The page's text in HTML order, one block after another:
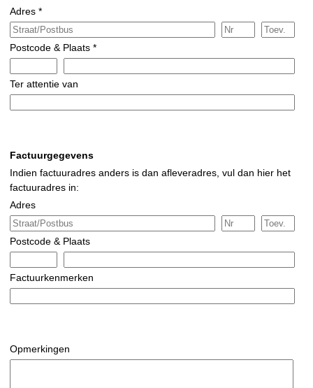
Adres *
Postcode & Plaats *
Ter attentie van
Factuurgegevens
Indien factuuradres anders is dan afleveradres, vul dan hier het
factuuradres in:
Adres
Postcode & Plaats
Factuurkenmerken
Opmerkingen